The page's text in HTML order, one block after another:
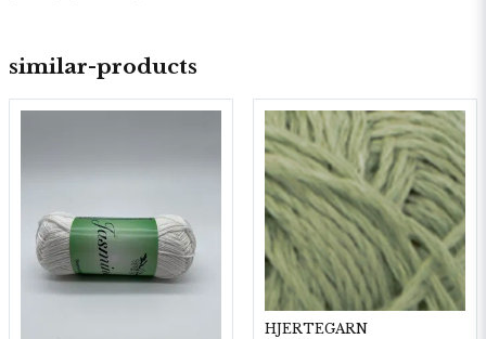
similar-products
HJERTEGARN